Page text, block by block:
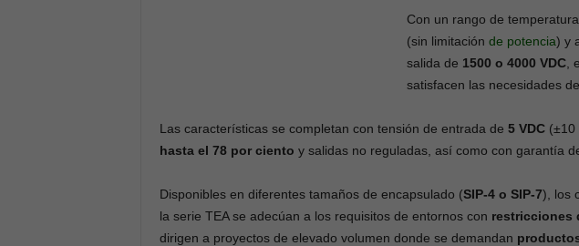
Con un rango de
(sin limitación de potencia) y
salida de 1500 o 4000 VDC
satisfacen las necesidades
Las características se completan con tensión de entrada de 5 VDC (±10
hasta el 78 por ciento y salidas no reguladas, así como con garantía
Disponibles en diferentes tamaños de encapsulado (SIP-4 o SIP-7), los
la serie TEA se adecúan a los requisitos de entornos con restricciones
dirigen a proyectos de elevado volumen donde se demandan